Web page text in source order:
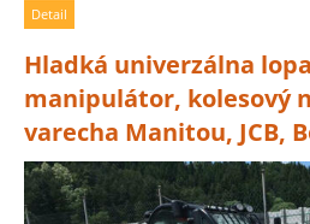
Detail
Hladká univerzálna
manipulátor, kolesový
varecha Manitou, JCB,